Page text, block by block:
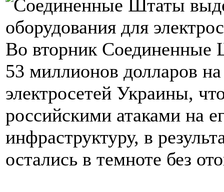
Во вторник Соединенные
53 миллионов долларов
электросетей Украины,
российскими атаками на
инфраструктуру, в
остались в темноте без